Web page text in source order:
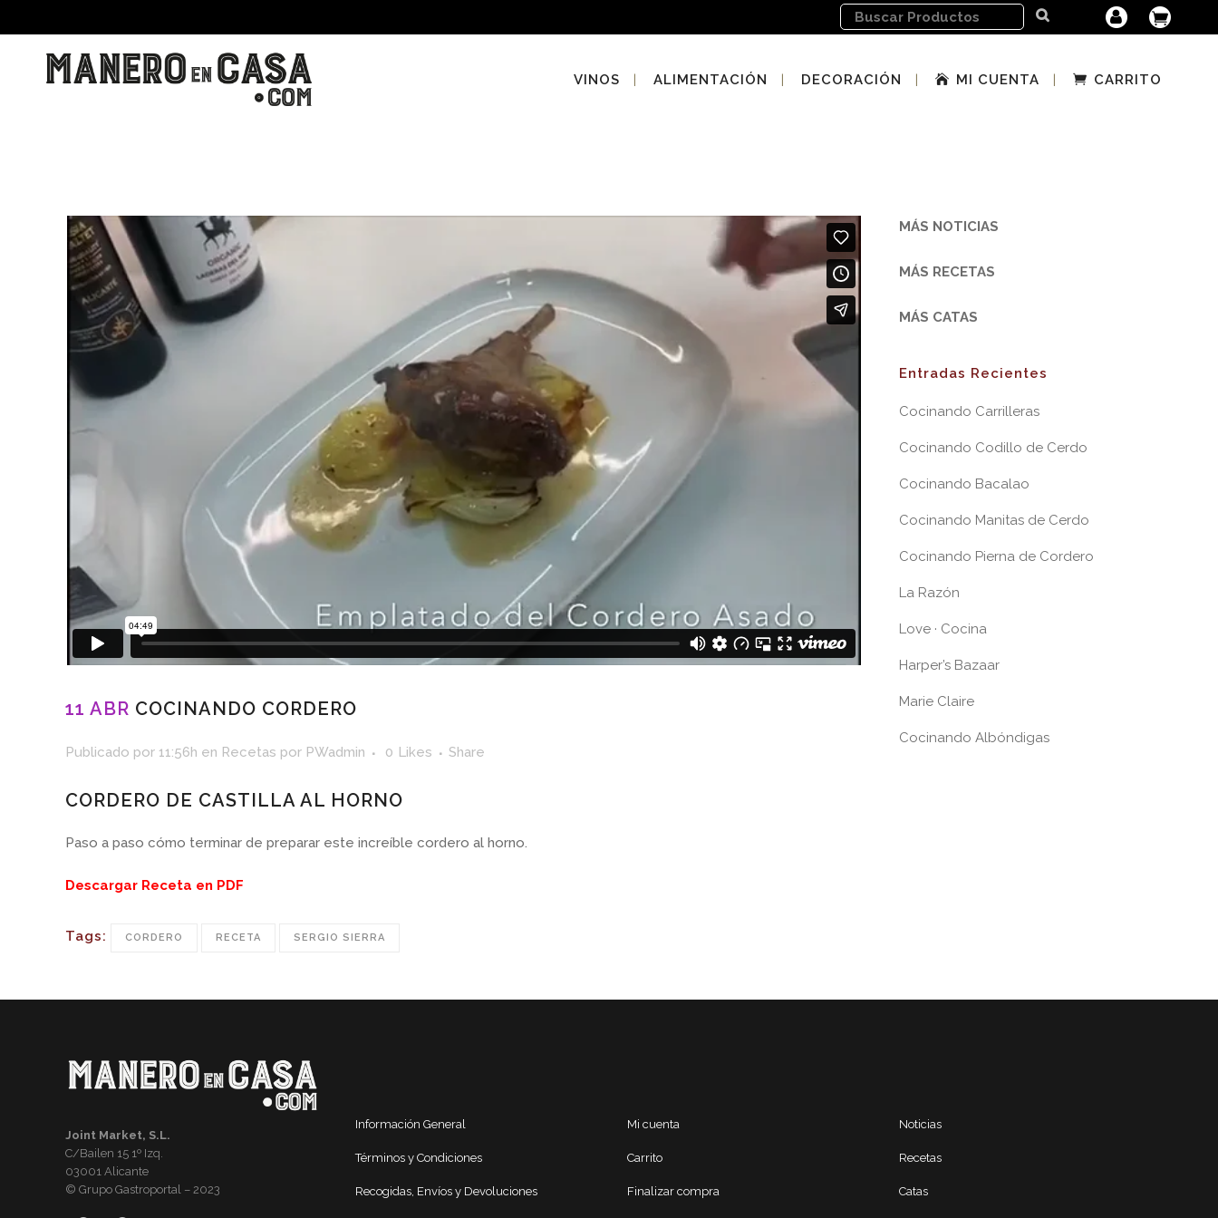
VINOS ALIMENTACIÓN DECORACIÓN MI CUENTA CARRITO
11 ABR COCINANDO CORDERO
Publicado por 11:56h en Recetas por PWadmin 0 Likes Share
CORDERO DE CASTILLA AL HORNO
Paso a paso cómo terminar de preparar este increíble cordero al horno.
Descargar Receta en PDF
Tags: CORDERO RECETA SERGIO SIERRA
MÁS NOTICIAS
MÁS RECETAS
MÁS CATAS
Entradas Recientes
Cocinando Carrilleras
Cocinando Codillo de Cerdo
Cocinando Bacalao
Cocinando Manitas de Cerdo
Cocinando Pierna de Cordero
La Razón
Love · Cocina
Harper’s Bazaar
Marie Claire
Cocinando Albóndigas
Joint Market, S.L.
C/Bailen 15 1º Izq.
03001 Alicante
© Grupo Gastroportal – 2023
Información General
Términos y Condiciones
Recogidas, Envíos y Devoluciones
Mi cuenta
Carrito
Finalizar compra
Noticias
Recetas
Catas